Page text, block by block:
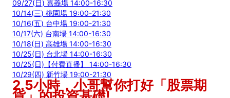
09/27(日) 嘉義場 14:00-16:30
10/14(三) 桃園場 19:00-21:30
10/16(五) 台中場 19:00-21:30
10/17(六) 台南場 14:00-16:30
10/18(日) 高雄場 14:00-16:30
10/25(日) 台北場 14:00-16:30
10/25(日)【付費直播】 14:00-16:30
10/29(四) 新竹場 19:00-21:30
2.5小時，小哥幫你打好「股票期